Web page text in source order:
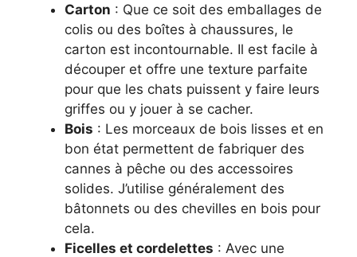
Carton : Que ce soit des emballages de
colis ou des boîtes à chaussures, le
carton est incontournable. Il est facile à
découper et offre une texture parfaite
pour que les chats puissent y faire leurs
griffes ou y jouer à se cacher.
Bois : Les morceaux de bois lisses et en
bon état permettent de fabriquer des
cannes à pêche ou des accessoires
solides. J’utilise généralement des
bâtonnets ou des chevilles en bois pour
cela.
Ficelles et cordelettes : Avec une